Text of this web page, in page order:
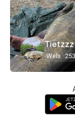
Tietzzz
Wels